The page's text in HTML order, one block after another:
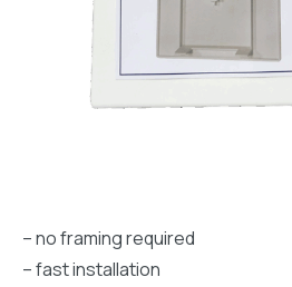
– no framing required
– fast installation